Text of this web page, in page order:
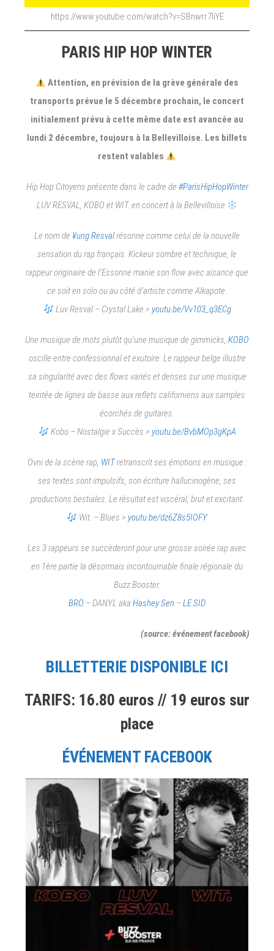
https://www.youtube.com/watch?v=SBnwrr7IiYE
PARIS HIP HOP WINTER
Attention, en prévision de la grève générale des
transports prévue le 5 décembre prochain, le concert
initialement prévu à cette même date est avancée au
lundi 2 décembre, toujours à la Bellevilloise. Les billets
restent valables
Hip Hop Citoyens présente dans le cadre de #ParisHipHopWinter
LUV RESVAL, KOBO et WIT. en concert à la Bellevilloise
Le nom de ¥ung Resvalrésonne comme celui de la nouvelle
sensation du rap français. Kickeur sombre et technique, le
rappeur originaire de l’Essonne manie son flow avec aisance que
ce soit en solo ou au côté d’artiste comme Alkapote.
Luv Resval – Crystal Lake > youtu.be/Vv103_q3ECg
Une musique de mots plutôt qu’une musique de gimmicks, KOBO
oscille entre confessionnal et exutoire. Le rappeur belge illustre
sa singularité avec des flows variés et denses sur une musique
teintée de lignes de basse aux reflets californiens aux samples
écorchés de guitares.
Kobo – Nostalgie x Succès > youtu.be/BvbMOp3gKpA
Ovni de la scène rap, WITretranscrit ses émotions en musique :
ses textes sont impulsifs, son écriture hallucinogène, ses
productions bestiales. Le résultat est viscéral, brut et excitant.
Wit. – Blues > youtu.be/dz6Z8s5IOFY
Les 3 rappeurs se succèderont pour une grosse soirée rap avec
en 1ère partie la désormais incontournable finale régionale du
Buzz Booster.
BRÖ – DANYL aka Hashey Sen –LE SID
(source: événement facebook)
BILLETTERIE DISPONIBLE ICI
TARIFS: 16.80 euros // 19 euros sur
place
ÉVÉNEMENT FACEBOOK